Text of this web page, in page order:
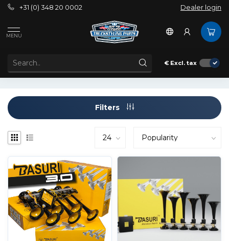
+31 (0) 348 20 0002 Dealer login
MENU
€ Excl. tax
Tags
PRODUCTS TAGGED WITH BABY SHARK HORN 2.0
Filters